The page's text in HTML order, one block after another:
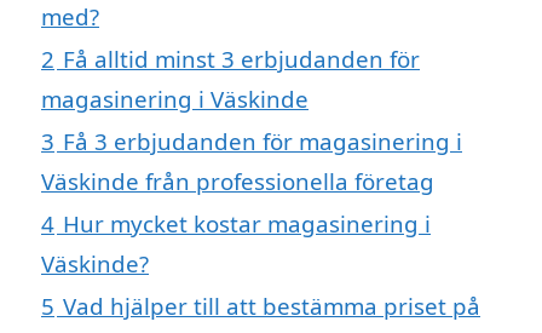
med?
2 Få alltid minst 3 erbjudanden för
magasinering i Väskinde
3 Få 3 erbjudanden för magasinering i
Väskinde från professionella företag
4 Hur mycket kostar magasinering i
Väskinde?
5 Vad hjälper till att bestämma priset på